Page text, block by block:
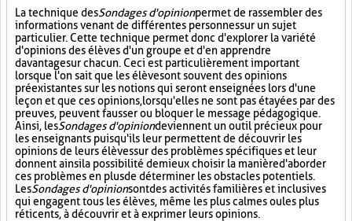
La technique desSondages d'opinionpermet de rassembler des
informations venant de différentes personnes sur un sujet
particulier. Cette technique permet donc d'explorer la variété
d'opinions des élèves d'un groupe et d'en apprendre
davantage sur chacun. Ceci est particulièrement important
lorsque l'on sait que les élèves ont souvent des opinions
préexistantes sur les notions qui seront enseignées lors d'une
leçon et que ces opinions, lorsqu'elles ne sont pas étayées par des
preuves, peuvent fausser ou bloquer le message pédagogique.
Ainsi, lesSondages d'opiniondeviennent un outil précieux pour
les enseignants puisqu'ils leur permettent de découvrir les
opinions de leurs élèves sur des problèmes spécifiques et leur
donnent ainsi la possibilité de mieux choisir la manière d'aborder
ces problèmes en plus de déterminer les obstacles potentiels.
LesSondages d'opinionsont des activités familières et inclusives
qui engagent tous les élèves, même les plus calmes ou les plus
réticents, à découvrir et à exprimer leurs opinions.